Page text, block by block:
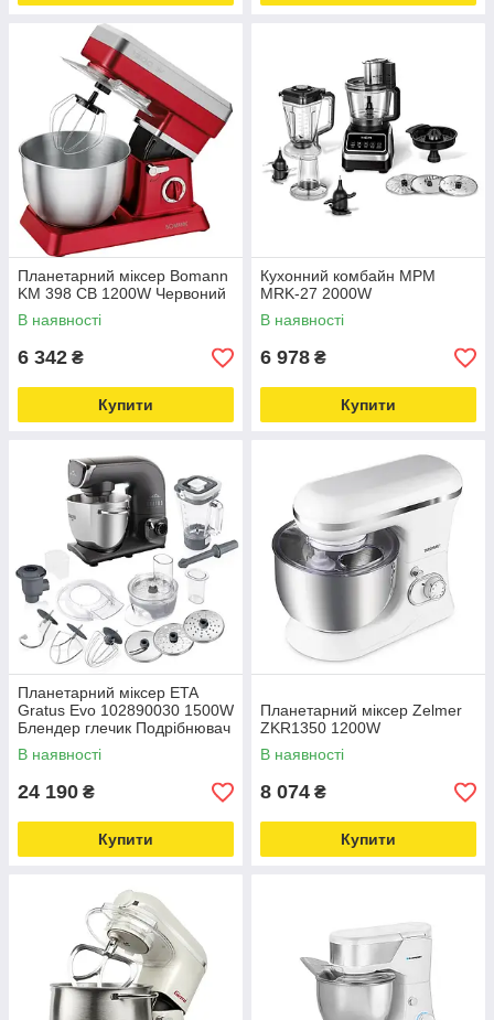
Планетарний міксер Bomann
KM 398 CB 1200W Червоний
В наявності
6 342 ₴
Купити
Кухонний комбайн MPM
MRK-27 2000W
В наявності
6 978 ₴
Купити
Планетарний міксер ETA
Gratus Evo 102890030 1500W
Блендер глечик Подрібнювач
В наявності
24 190 ₴
Купити
Планетарний міксер Zelmer
ZKR1350 1200W
В наявності
8 074 ₴
Купити